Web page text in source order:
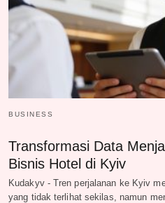
BUSINESS
Transformasi Data
Bisnis Hotel di Kyiv
Kudakyv - Tren perjalanan ke Kyiv
yang tidak terlihat sekilas, namun